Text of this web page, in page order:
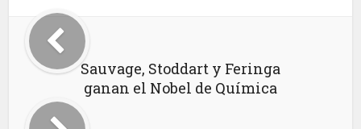
Sauvage, Stoddart y Feringa
ganan el Nobel de Química